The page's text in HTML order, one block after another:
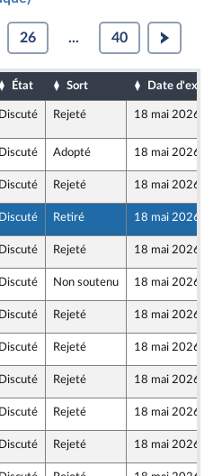
26 ... 40
État Sort Date d'examen
n°548
Discuté Rejeté 18 mai 2026
Discuté Adopté 18 mai 2026
Front Populaire
Discuté Rejeté 18 mai 2026
Bouligeon
Discuté Retiré 18 mai 2026
Front Populaire
Discuté Rejeté 18 mai 2026
Discuté Non soutenu 18 mai 2026
Front Populaire
Discuté Rejeté 18 mai 2026
Front Populaire
Discuté Rejeté 18 mai 2026
Discuté Rejeté 18 mai 2026
Front Populaire
Discuté Rejeté 18 mai 2026
Discuté Rejeté 18 mai 2026